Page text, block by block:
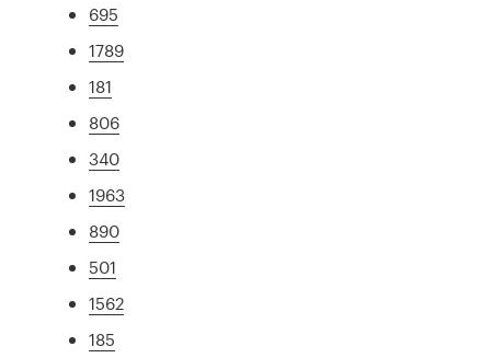
695
1789
181
806
340
1963
890
501
1562
185